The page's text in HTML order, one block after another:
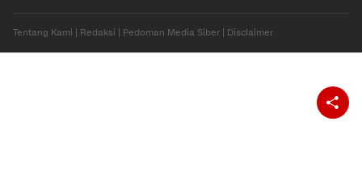
Tentang Kami Redaksi Pedoman Media Siber Disclaimer